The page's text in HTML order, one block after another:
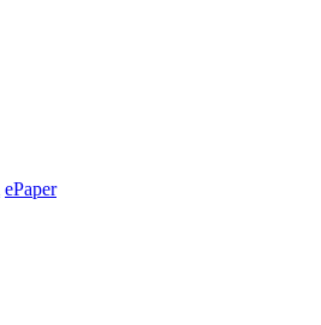
ePaper